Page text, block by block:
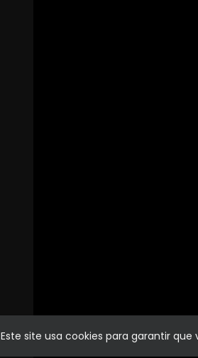
Este site usa cookies para garantir